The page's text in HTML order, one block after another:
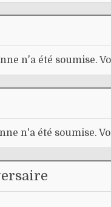
n'a été soumise.
n'a été soumise.